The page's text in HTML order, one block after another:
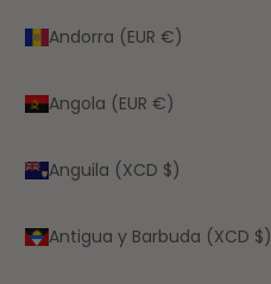
Andorra (EUR €)
Angola (EUR €)
Anguila (XCD $)
Antigua y Barbuda (XCD $)